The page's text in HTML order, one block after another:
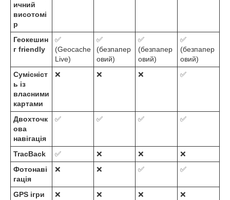
ичний
висотомі
р
Геокешин
г friendly
✅
(Geocache
Live)
✅
(безпапер
овий)
✅
(безпапер
овий)
✅
(безпапер
овий)
Сумісніст
ь із
власними
картами
❌ ❌ ❌ ✅
Двохточк
ова
навігація
✅ ✅ ✅ ✅
TracBack ✅ ❌ ❌
❌
Фотонаві
гація
❌ ❌ ✅ ✅
GPS ігри
❌ ❌ ❌ ❌